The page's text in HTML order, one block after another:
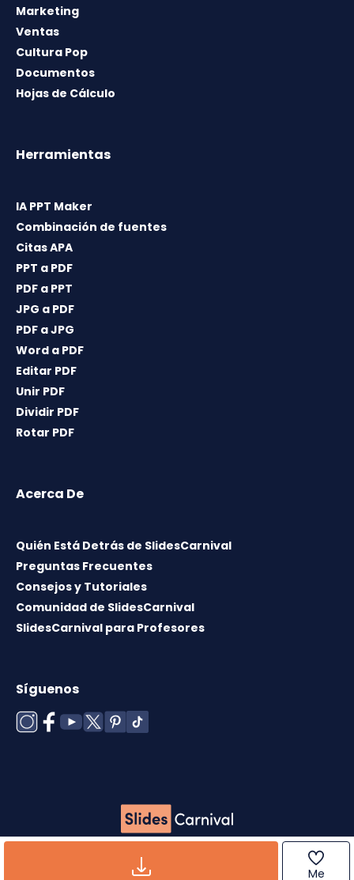
Me
Marketing
Ventas
Cultura Pop
Documentos
Hojas de Cálculo
Herramientas
IA PPT Maker
Combinación de fuentes
Citas APA
PPT a PDF
PDF a PPT
JPG a PDF
PDF a JPG
Word a PDF
Editar PDF
Unir PDF
Dividir PDF
Rotar PDF
Acerca De
Quién Está Detrás de SlidesCarnival
Preguntas Frecuentes
Consejos y Tutoriales
Comunidad de SlidesCarnival
SlidesCarnival para Profesores
Síguenos
Copyright © 2026 ·Término de uso·Licencia de